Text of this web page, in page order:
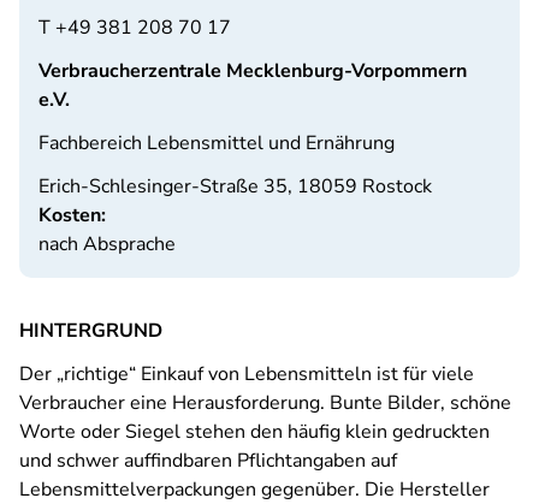
T +49 381 208 70 17
Verbraucherzentrale Mecklenburg-Vorpommern
e.V.
Fachbereich Lebensmittel und Ernährung
Erich-Schlesinger-Straße 35, 18059 Rostock
Kosten:
nach Absprache
HINTERGRUND
Der „richtige“ Einkauf von Lebensmitteln ist für viele
Verbraucher eine Herausforderung. Bunte Bilder, schöne
Worte oder Siegel stehen den häufig klein gedruckten
und schwer auffindbaren Pflichtangaben auf
Lebensmittelverpackungen gegenüber. Die Hersteller